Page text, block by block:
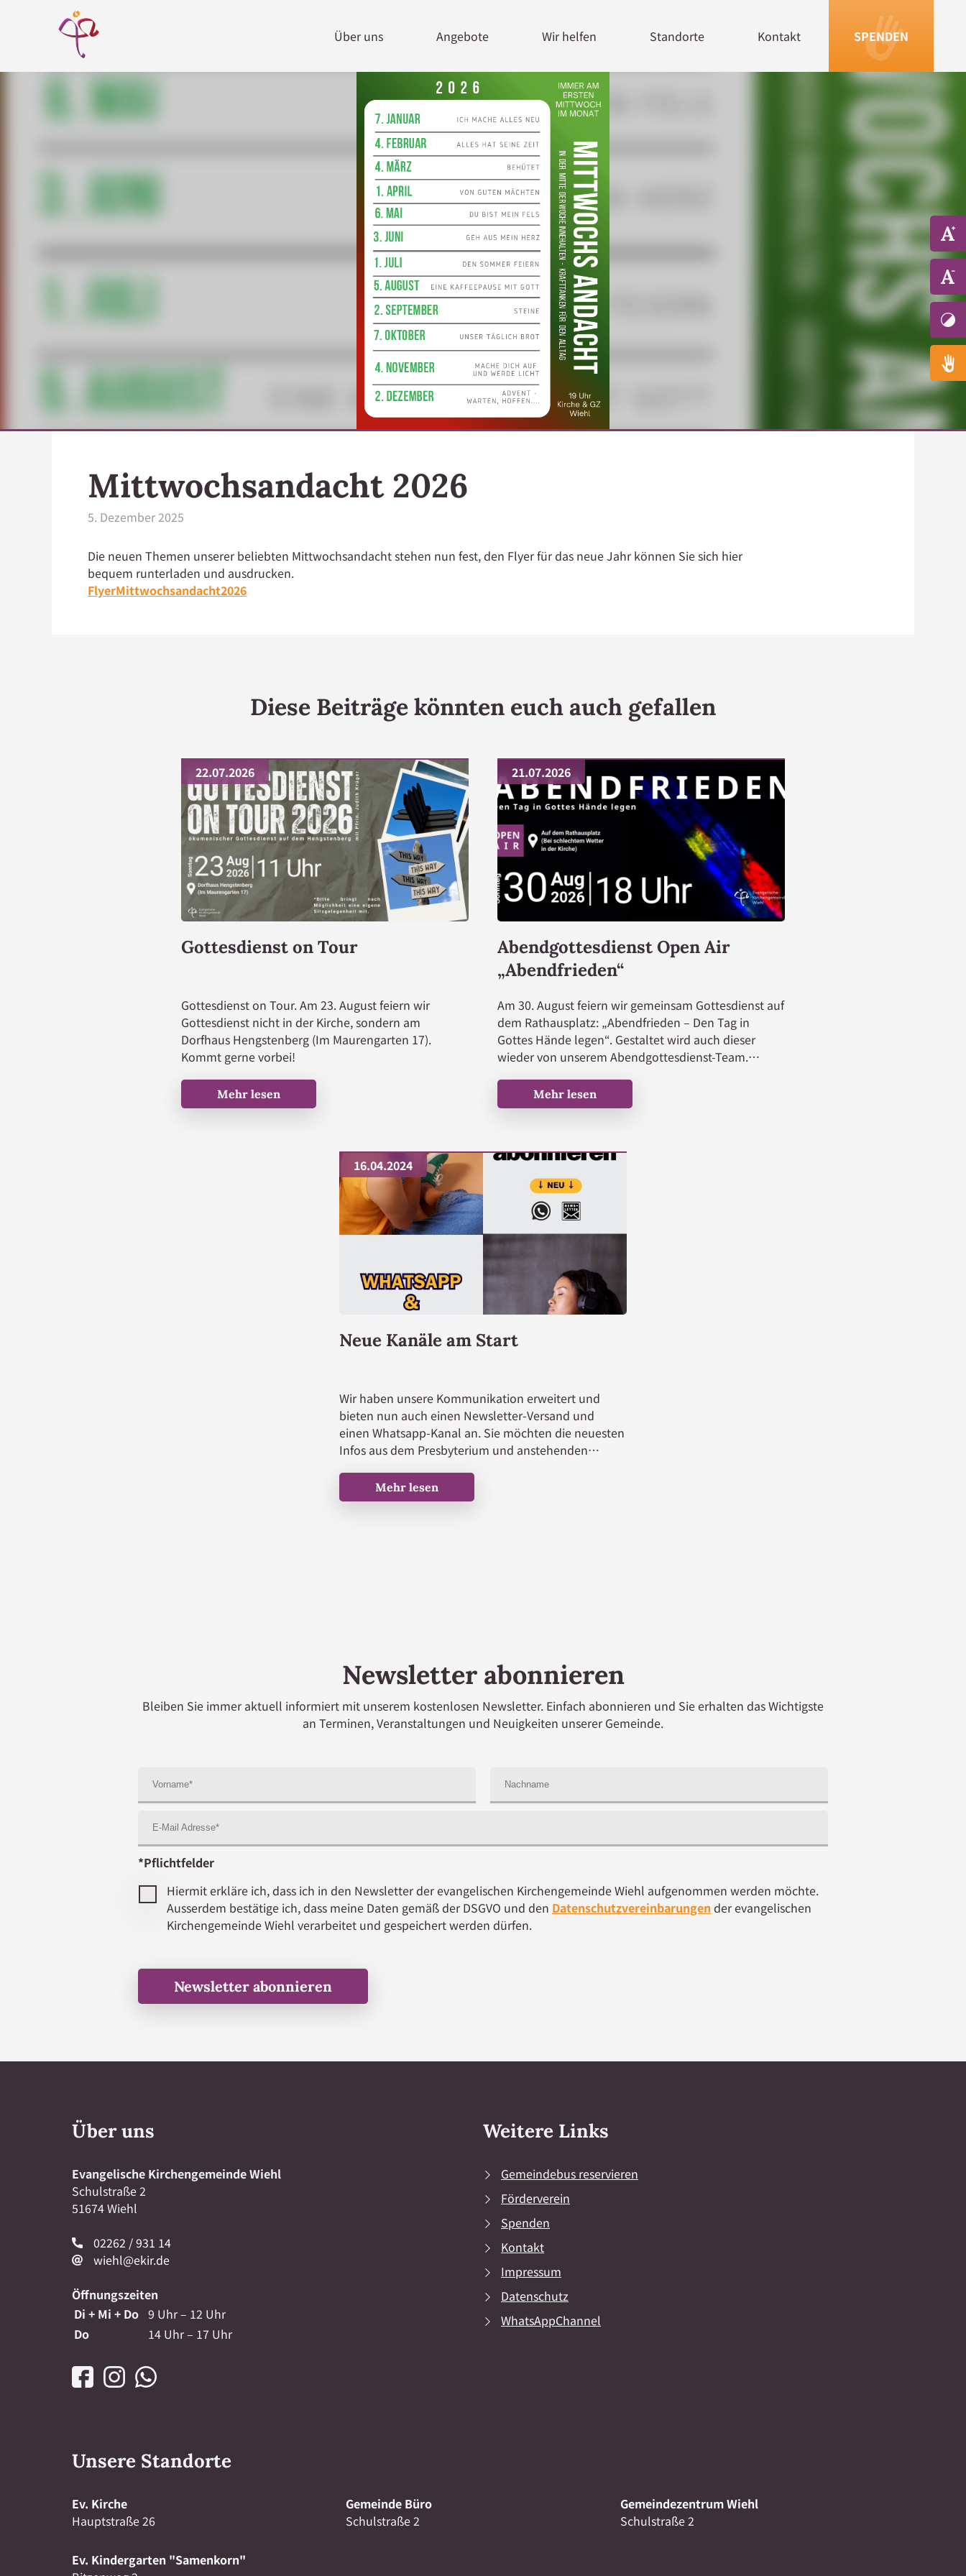
Über uns Angebote Wir helfen Standorte Kontakt SPENDEN
Mittwochsandacht 2026
5. Dezember 2025
Die neuen Themen unserer beliebten Mittwochsandacht stehen nun fest, den Flyer für das neue Jahr können Sie sich hier
bequem runterladen und ausdrucken.
FlyerMittwochsandacht2026
Diese Beiträge könnten euch auch gefallen
22.07.2026
Gottesdienst on Tour
Gottesdienst on Tour. Am 23. August feiern wir
Gottesdienst nicht in der Kirche, sondern am
Dorfhaus Hengstenberg (Im Maurengarten 17).
Kommt gerne vorbei!
Mehr lesen
21.07.2026
Abendgottesdienst Open Air
„Abendfrieden“
Am 30. August feiern wir gemeinsam Gottesdienst auf
dem Rathausplatz: „Abendfrieden – Den Tag in
Gottes Hände legen“. Gestaltet wird auch dieser
wieder von unserem Abendgottesdienst-Team.
Mehr lesen
16.04.2024
Neue Kanäle am Start
Wir haben unsere Kommunikation erweitert und
bieten nun auch einen Newsletter-Versand und
einen Whatsapp-Kanal an. Sie möchten die neuesten
Infos aus dem Presbyterium und anstehenden
dieser Seite ganz unten zu unserem Newsletter-
Versand an. Den Whatsapp-Kanal erreichen Sie über
Mehr lesen
Newsletter abonnieren
Bleiben Sie immer aktuell informiert mit unserem kostenlosen Newsletter. Einfach abonnieren und Sie erhalten das Wichtigste
an Terminen, Veranstaltungen und Neuigkeiten unserer Gemeinde.
*Pflichtfelder
Hiermit erkläre ich, dass ich in den Newsletter der evangelischen Kirchengemeinde Wiehl aufgenommen werden möchte.
Ausserdem bestätige ich, dass meine Daten gemäß der DSGVO und den Datenschutzvereinbarungen der evangelischen
Kirchengemeinde Wiehl verarbeitet und gespeichert werden dürfen.
Newsletter abonnieren
Über uns
Evangelische Kirchengemeinde Wiehl
Schulstraße 2
51674 Wiehl
02262 / 931 14
wiehl@ekir.de
Öffnungszeiten
Di + Mi + Do 9 Uhr – 12 Uhr
Do
14 Uhr – 17 Uhr
Unsere Standorte
Ev. Kirche
Hauptstraße 26
Gemeinde Büro
Schulstraße 2
Gemeindezentrum Wiehl
Schulstraße 2
Ev. Kindergarten "Samenkorn"
Weitere Links
Gemeindebus reservieren
Förderverein
Spenden
Kontakt
Impressum
Datenschutz
WhatsAppChannel